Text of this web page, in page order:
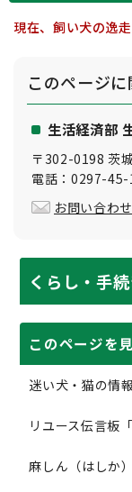
現在、飼い犬の逸
このページに
生活経済部
〒302-0198 茨
電話：0297-
お問い合わ
くらし・手続
このページを
迷い犬・猫の情
リユース伝言板
麻しん（はしか